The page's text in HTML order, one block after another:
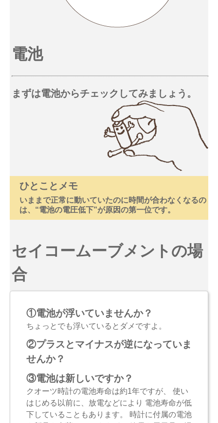
電池
まずは電池からチェックしてみましょう。
ひとことメモ
いままで正常に動いていたのに時間が合わなくなるの
は、“電池の電圧低下”が原因の第一位です。
セイコームーブメントの場
合
①電池が浮いていませんか？
ちょっとでも浮いているとダメですよ。
②プラスとマイナスが逆になっていま
せんか？
③電池は新しいですか？
クオーツ時計の電池寿命は約1年ですが、 使い
はじめる以前に、放電などにより 電池寿命が低
下していることもあります。 時計に付属の電池